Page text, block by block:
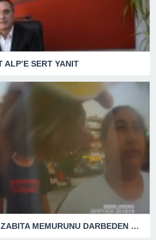
ALP’E SERT YANIT
KUŞADASI BELEDİYESİ ZABITA MEMURUNU DARBEDEN DİLENCİ 2 KADIN TUTUKLANDI